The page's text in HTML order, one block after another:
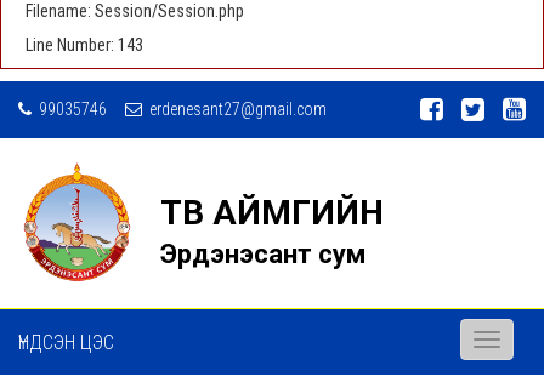
Filename: Session/Session.php
Line Number: 143
99035746 erdenesant27@gmail.com
ТӨВ АЙМГИЙН
Эрдэнэсант сум
ҮНДСЭН ЦЭС
Toggle